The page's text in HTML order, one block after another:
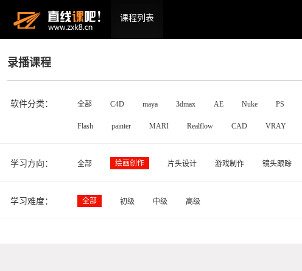
课程列表
录播课程
软件分类： 全部 C4D maya 3dmax AE Nuke PS
Flash painter MARI Realflow CAD VRAY
学习方向： 全部 绘画创作 片头设计 游戏制作 镜头跟踪
学习难度： 全部 初级 中级 高级